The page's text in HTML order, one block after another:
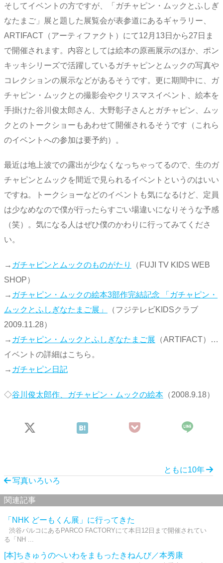
そしてイベントの方ですが、「ガチャピン・ムックとふしぎ
なたまご」展と題した展覧会が表参道にあるギャラリー、
ARTIFACT（アーティファクト）にて12月13日から27日ま
で開催されます。内容としては絵本の原画展示のほか、ポン
キッキシリーズで活躍しているガチャピンとムックの写真や
コレクションの展示などがあるそうです。更に期間中に、ガ
チャピン・ムックとの撮影会やクリスマスイベント、絵本を
手掛けた谷川俊太郎さん、大野彰子さんとガチャピン、ムッ
クとのトークショーもあわせて開催されるそうです（これら
のイベントへの参加は要予約）。
最近は地上波での露出が少なくなっちゃってるので、生のガ
チャピンとムックを間近で見られるイベントというのはいい
ですね。トークショーなどのイベントも気になるけど、定員
は少なめなので僕が行ったらすごい場違いになりそうな予感
（笑）。気になる人はぜひ僕のかわりに行ってみてくださ
い。
→ ガチャピンとムックのものがたり
（FUJI TV KIDS WEB
SHOP）
→ ガチャピン・ムックの絵本3部作完結記念 「ガチャピン・
ムックとふしぎなたまご展」
（フジテレビKIDSクラブ
2009.11.28）
→ ガチャピン・ムックとふしぎなたまご展 （ARTIFACT）…
イベントの詳細はこちら。
→ ガチャピン日記
◇谷川俊太郎作、ガチャピン・ムックの絵本 （2008.9.18）
ともに10年
写真いろいろ
関連記事
「NHK どーもくん展」に行ってきた
渋谷パルコにあるPARCO FACTORYにて本日12日まで開催されてい
る「NH ...
[本]ちきゅうのへいわをまもったきねんび／本秀康